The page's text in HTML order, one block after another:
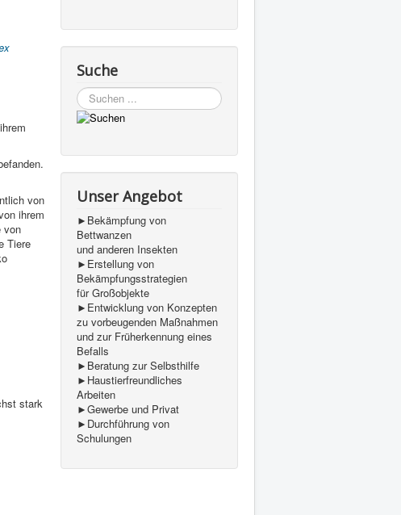
von
ihrem
von
Tiere
stark
Suche
Suchen
...
Unser Angebot
►Bekämpfung von
Bettwanzen
und anderen Insekten
►Erstellung von
Bekämpfungsstrategien
für Großobjekte
►Entwicklung von Konzepten
zu vorbeugenden Maßnahmen
und zur Früherkennung eines
Befalls
►Beratung zur Selbsthilfe
►Haustierfreundliches
Arbeiten
►Gewerbe und Privat
►Durchführung von
Schulungen